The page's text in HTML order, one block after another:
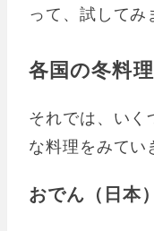
って、試してみ
各国の冬料理
それでは、いく
な料理をみてい
おでん（日本）